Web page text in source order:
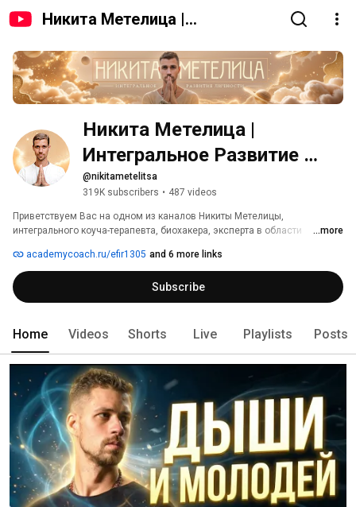
Никита Метелица |
Личности
Никита Метелица |
Интегральное Развитие
Личности
@nikitametelitsa
319K subscribers • 487 videos
Приветствуем Вас на одном из каналов Никиты Метелицы,
интегрального коуча-терапевта, биохакера, эксперта в области
основателя «Международной Академии Интегрального Коучинга и
Здоровья», писателя,  предпринимателя.
...more
academycoach.ru/efir1305 and 6 more links
Subscribe
Home Videos Shorts Live Playlists Posts